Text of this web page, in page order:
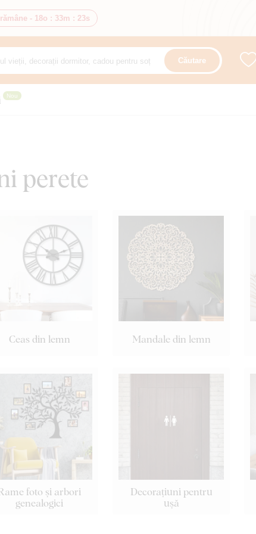
- 18o : 33m : 21s
Căutare
Nou
perete
Ceas din lemn Mandale din lemn
foto și arbori
genealogici
Decorațiuni pentru
ușă